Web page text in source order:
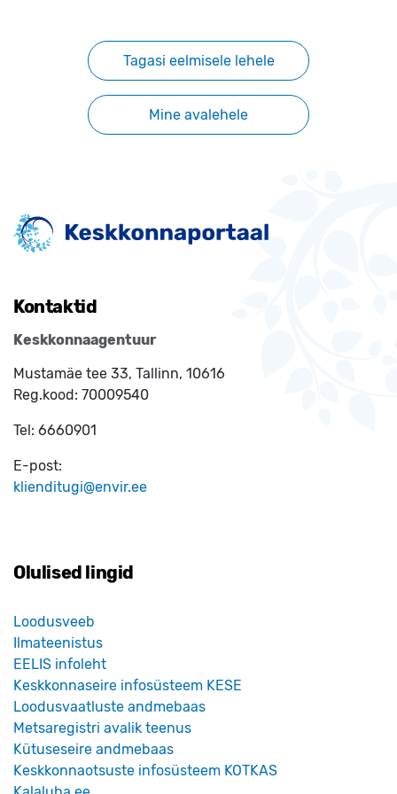
Tagasi eelmisele lehele
Mine avalehele
Kontaktid
Keskkonnaagentuur
Mustamäe tee 33, Tallinn, 10616
Reg.kood: 70009540
Tel: 6660901
E-post:
klienditugi@envir.ee
Olulised lingid
Loodusveeb
Ilmateenistus
EELIS infoleht
Keskkonnaseire infosüsteem KESE
Loodusvaatluste andmebaas
Metsaregistri avalik teenus
Kütuseseire andmebaas
Keskkonnaotsuste infosüsteem KOTKAS